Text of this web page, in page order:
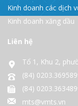
Kinh doanh các dịch
Kinh doanh xăng dầu
Liên hệ
Tổ 1, Khu 2,
(84)
(84)
mts@vmts.vn